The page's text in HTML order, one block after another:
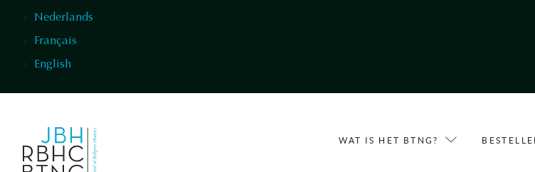
Nederlands
Français
English
WAT IS HET BTNG?